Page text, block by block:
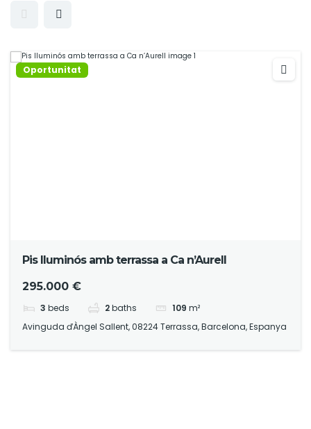
Oportunitat
Pis Iluminós amb terrassa a Ca n’Aurell
295.000 €
3 beds 2baths 109 m²
Avinguda ďÀngel Sallent, 08224 Terrassa, Barcelona, Espanya